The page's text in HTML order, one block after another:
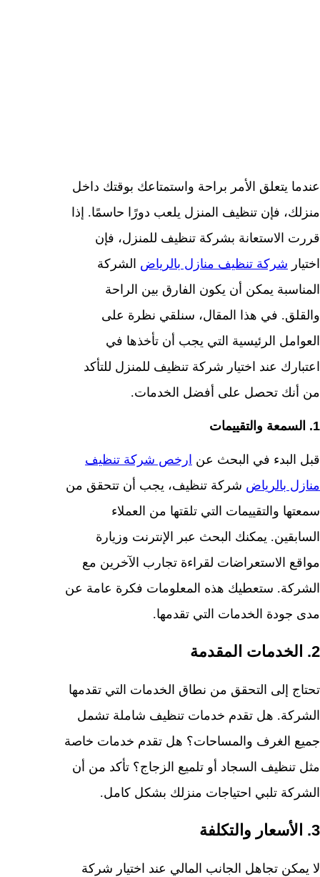
عندما يتعلق الأمر براحة واستمتاعك بوقتك داخل
منزلك، فإن تنظيف المنزل يلعب دورًا حاسمًا. إذا
قررت الاستعانة بشركة تنظيف للمنزل، فإن
اختيار شركة تنظيف منازل بالرياض الشركة
المناسبة يمكن أن يكون الفارق بين الراحة
والقلق. في هذا المقال، سنلقي نظرة على
العوامل الرئيسية التي يجب أن تأخذها في
اعتبارك عند اختيار شركة تنظيف للمنزل للتأكد
من أنك تحصل على أفضل الخدمات.
1. السمعة والتقييمات
قبل البدء في البحث عن ارخص شركة تنظيف
منازل بالرياض شركة تنظيف، يجب أن تتحقق من
سمعتها والتقييمات التي تلقتها من العملاء
السابقين. يمكنك البحث عبر الإنترنت وزيارة
مواقع الاستعراضات لقراءة تجارب الآخرين مع
الشركة. ستعطيك هذه المعلومات فكرة عامة عن
مدى جودة الخدمات التي تقدمها.
2. الخدمات المقدمة
تحتاج إلى التحقق من نطاق الخدمات التي تقدمها
الشركة. هل تقدم خدمات تنظيف شاملة تشمل
جميع الغرف والمساحات؟ هل تقدم خدمات خاصة
مثل تنظيف السجاد أو تلميع الزجاج؟ تأكد من أن
الشركة تلبي احتياجات منزلك بشكل كامل.
3. الأسعار والتكلفة
لا يمكن تجاهل الجانب المالي عند اختيار شركة